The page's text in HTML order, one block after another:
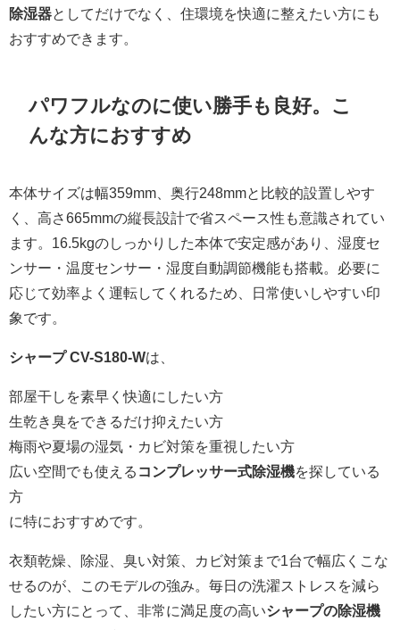
除湿器としてだけでなく、住環境を快適に整えたい方にも
おすすめできます。
パワフルなのに使い勝手も良好。こ
んな方におすすめ
本体サイズは幅359mm、奥行248mmと比較的設置しやす
く、高さ665mmの縦長設計で省スペース性も意識されてい
ます。16.5kgのしっかりした本体で安定感があり、湿度セ
ンサー・温度センサー・湿度自動調節機能も搭載。必要に
応じて効率よく運転してくれるため、日常使いしやすい印
象です。
シャープ CV-S180-Wは、
部屋干しを素早く快適にしたい方
生乾き臭をできるだけ抑えたい方
梅雨や夏場の湿気・カビ対策を重視したい方
広い空間でも使える コンプレッサー式除湿機を探している
方
に特におすすめです。
衣類乾燥、除湿、臭い対策、カビ対策まで1台で幅広くこな
せるのが、このモデルの強み。毎日の洗濯ストレスを減ら
したい方にとって、非常に満足度の高いシャープの除湿機